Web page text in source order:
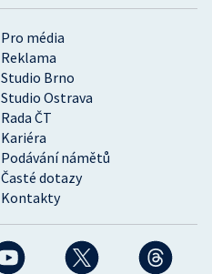
Pro média
Reklama
Studio Brno
Studio Ostrava
Rada ČT
Kariéra
Podávání námětů
Časté dotazy
Kontakty